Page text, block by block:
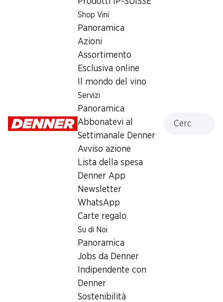
Shop Vini
Panoramica
Azioni
Assortimento
Esclusiva online
Il mondo del vino
Servizi
Panoramica
Abbonatevi al
Settimanale Denner
Avviso azione
Lista della spesa
Denner App
Newsletter
WhatsApp
Carte regalo
Su di Noi
Panoramica
Jobs da Denner
Indipendente con
Denner
Sostenibilità
Tonno rosa Denner
in acqua salata, 6 x 155 g
Label e premi
1002689
Altri clienti hanno acquistato
Cuori di carciofi Agrimonti
20%
Maionese alla francese